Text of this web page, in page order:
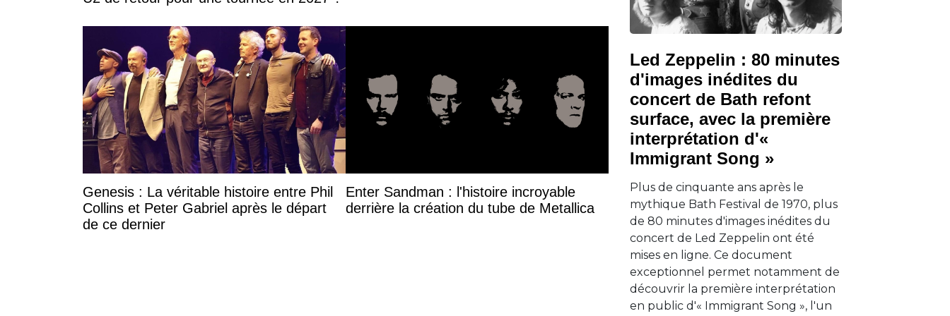
Genesis : La véritable histoire entre Phil
Collins et Peter Gabriel après le départ
de ce dernier
Enter Sandman : l'histoire incroyable
derrière la création du tube de Metallica
Led Zeppelin : 80 minutes
d'images inédites du
concert de Bath refont
surface, avec la première
interprétation d'«
Immigrant Song »
Plus de cinquante ans après le
mythique Bath Festival de 1970, plus
de 80 minutes d'images inédites du
concert de Led Zeppelin ont été
mises en ligne. Ce document
exceptionnel permet notamment de
découvrir la première interprétation
en public d'« Immigrant Song », l'un